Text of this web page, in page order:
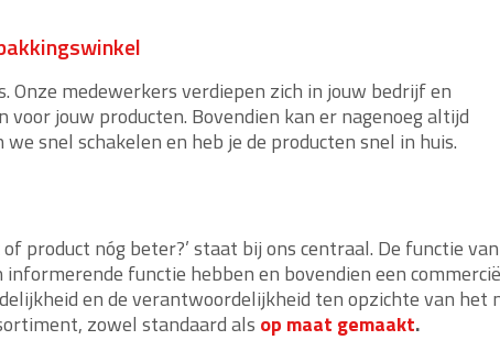
Onze medewerkers verdiepen zich in jouw bedrijf en
jouw producten. Bovendien kan er nagenoeg altijd
snel schakelen en heb je de producten snel in huis.
product nóg beter?’ staat bij ons centraal. De functie
functie hebben en bovendien een
en de verantwoordelijkheid ten opzichte van het
zowel standaard als op maat gemaakt.